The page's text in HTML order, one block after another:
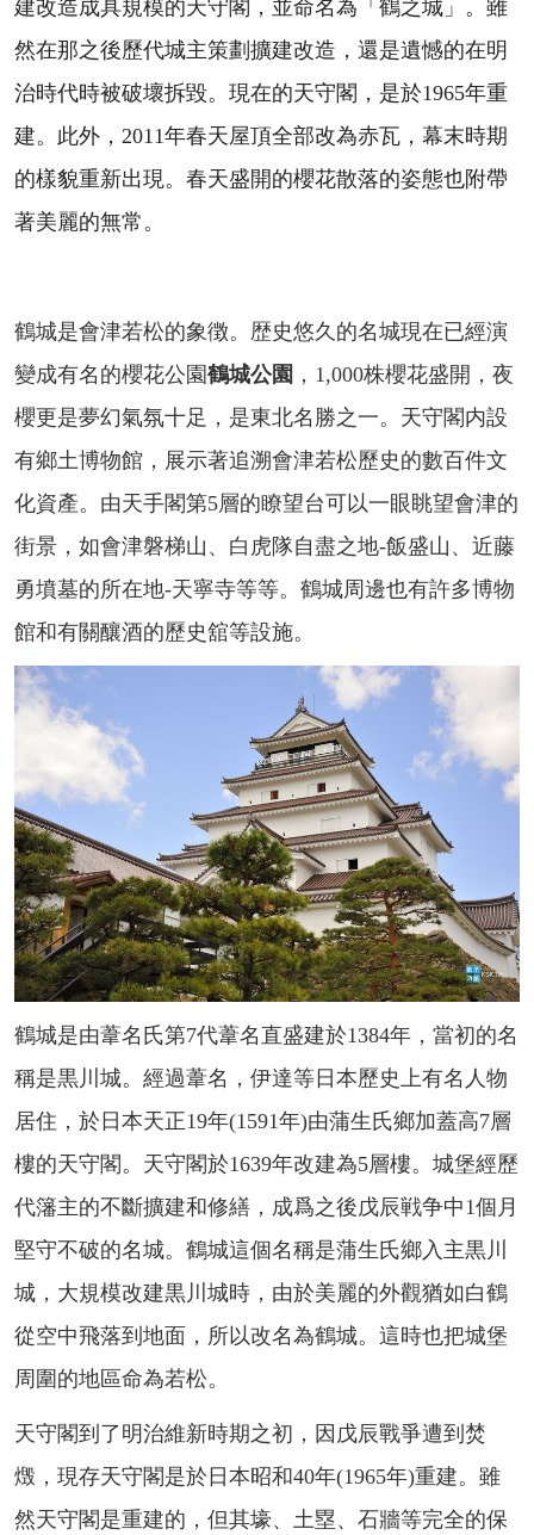
建改造成具規模的天守閣，並命名為「鶴之城」。雖
然在那之後歷代城主策劃擴建改造，還是遺憾的在明
治時代時被破壞拆毀。現在的天守閣，是於1965年重
建。此外，2011年春天屋頂全部改為赤瓦，幕末時期
的樣貌重新出現。春天盛開的櫻花散落的姿態也附帶
著美麗的無常。
鶴城是會津若松的象徴。歴史悠久的名城現在已經演
變成有名的櫻花公園鶴城公園 ，1,000株櫻花盛開，夜
櫻更是夢幻氣氛十足，是東北名勝之一。天守閣内設
有鄉土博物館，展示著追溯會津若松歷史的數百件文
化資產。由天手閣第5層的瞭望台可以一眼眺望會津的
街景，如會津磐梯山、白虎隊自盡之地-飯盛山、近藤
勇墳墓的所在地-天寧寺等等。鶴城周邊也有許多博物
館和有關釀酒的歷史舘等設施。
鶴城是由葦名氏第7代葦名直盛建於1384年，當初的名
稱是黒川城。經過葦名，伊達等日本歷史上有名人物
居住，於日本天正19年(1591年)由蒲生氏鄉加蓋高7層
樓的天守閣。天守閣於1639年改建為5層樓。城堡經歷
代籓主的不斷擴建和修繕，成爲之後戊辰戦争中1個月
堅守不破的名城。鶴城這個名稱是蒲生氏鄉入主黒川
城，大規模改建黒川城時，由於美麗的外觀猶如白鶴
從空中飛落到地面，所以改名為鶴城。這時也把城堡
周圍的地區命為若松。
天守閣到了明治維新時期之初，因戊辰戰爭遭到焚
燬，現存天守閣是於日本昭和40年(1965年)重建。雖
然天守閣是重建的，但其壕、土塁、石牆等完全的保